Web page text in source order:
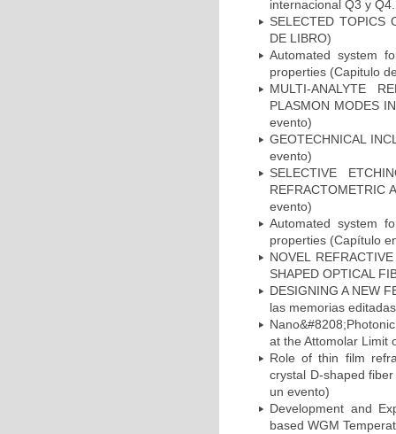
internacional Q3 y
SELECTED TOPICS
DE LIBRO)
Automated system
properties (Capitulo
MULTI-ANALYTE
PLASMON MODES
evento)
GEOTECHNICAL
evento)
SELECTIVE
REFRACTOMETRIC
evento)
Automated system
properties (Capítulo
NOVEL
SHAPED OPTICAL
DESIGNING A NEW
las memorias
at the Attomolar Limit
Role of thin film
crystal D-shaped
un evento)
Development and
based WGM